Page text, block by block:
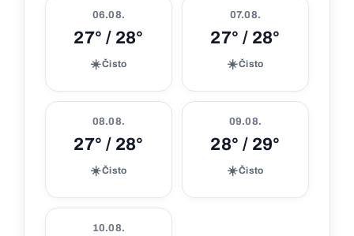
06.08.
27° / 28°
☀️Čisto
07.08.
27° / 28°
☀️Čisto
08.08.
27° / 28°
☀️Čisto
09.08.
28° / 29°
☀️Čisto
10.08.